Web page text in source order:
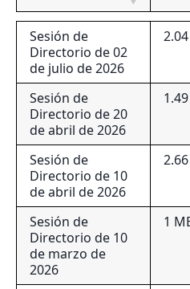
Sesión de
Directorio de 02
de julio de 2026
Sesión de
Directorio de 20
de abril de 2026
Sesión de
Directorio de 10
de abril de 2026
Sesión de
Directorio de 10
de marzo de
2026
1